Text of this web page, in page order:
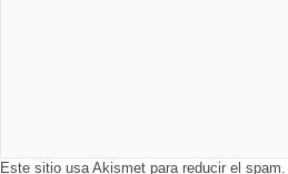
Este sitio usa Akismet para reducir el spam.